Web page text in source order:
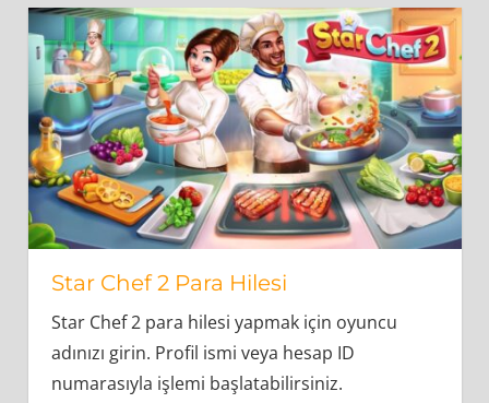
Star Chef 2 Para Hilesi
Star Chef 2 para hilesi yapmak için oyuncu
adınızı girin. Profil ismi veya hesap ID
numarasıyla işlemi başlatabilirsiniz.